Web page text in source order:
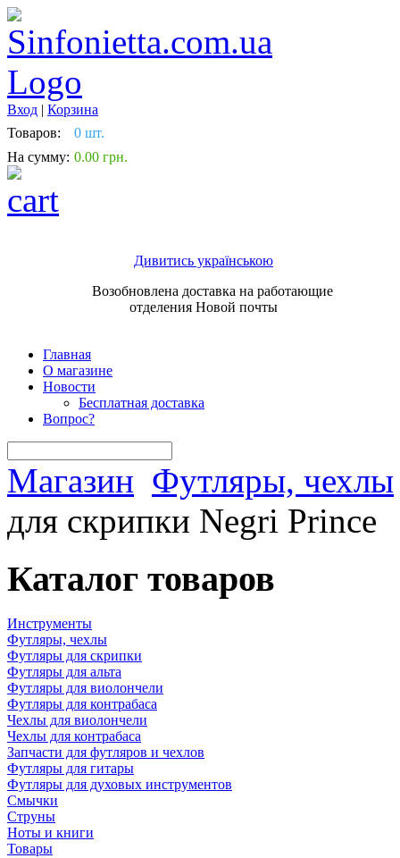
Вход | Корзина
Товаров:
0 шт.
На сумму: 0.00 грн.
Дивитись українською
Возобновлена доставка на работающие
отделения Новой почты
Главная
О магазине
Новости
Бесплатная доставка
Вопрос?
Магазин Футляры, чехлы
для скрипки Negri Prince
Каталог товаров
Инструменты
Футляры, чехлы
Футляры для скрипки
Футляры для альта
Футляры для виолончели
Футляры для контрабаса
Чехлы для виолончели
Чехлы для контрабаса
Запчасти для футляров и чехлов
Футляры для гитары
Футляры для духовых инструментов
Смычки
Струны
Ноты и книги
Товары